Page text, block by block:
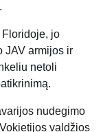
Floridoje, jo
JAV armijos ir
netoli
nudegimo
valdžios